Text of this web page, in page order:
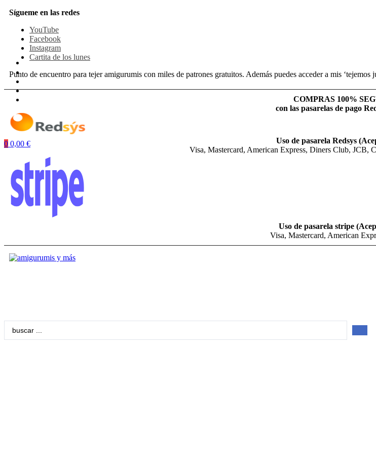
0 0,00 €
Sígueme en las redes
YouTube
Facebook
Instagram
Cartita de los lunes
Punto de encuentro para tejer amigurumis con miles de patrones gratuitos. Además puedes acceder a mis ‘tejemos
COMPRAS 100%
con las pasarelas de pago
Uso de pasarela Redsys
Visa, Mastercard, American Express, Diners Club, JCB,
Uso de pasarela stripe
Visa, Mastercard, American